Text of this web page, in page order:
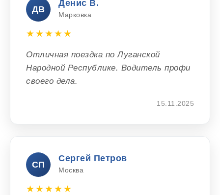
ДВ
Денис В.
Марковка
★★★★★
Отличная поездка по Луганской
Народной Республике. Водитель профи
своего дела.
15.11.2025
СП
Сергей Петров
Москва
★★★★★